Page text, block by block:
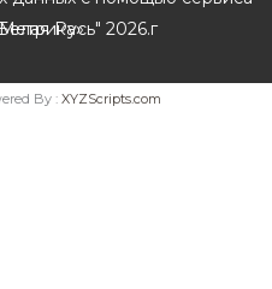
Русь" 2026.г
By : XYZScripts.com